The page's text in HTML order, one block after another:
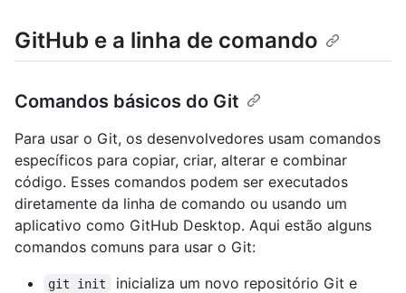
GitHub e a linha de comando
Comandos básicos do Git
Para usar o Git, os desenvolvedores usam comandos
específicos para copiar, criar, alterar e combinar
código. Esses comandos podem ser executados
diretamente da linha de comando ou usando um
aplicativo como GitHub Desktop. Aqui estão alguns
comandos comuns para usar o Git:
git init
inicializa um novo repositório Git e